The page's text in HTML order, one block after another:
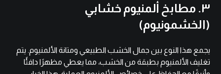
٣. مطابخ ألمنيوم خشابي
(الخشمونيوم)
يجمع هذا النوع بين جمال الخشب الطبيعي ومتانة الألمنيوم. يتم
تغليف الألمنيوم بطبقة من الخشب، مما يعطي مظهرًا دافئًا